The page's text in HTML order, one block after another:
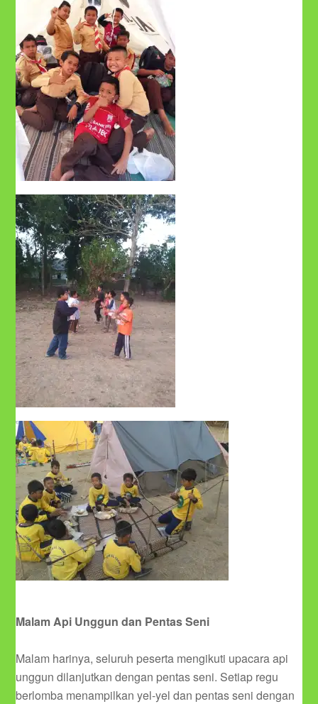
Malam Api Unggun dan Pentas Seni
Malam harinya, seluruh peserta mengikuti upacara api
unggun dilanjutkan dengan pentas seni. Setiap regu
berlomba menampilkan yel-yel dan pentas seni dengan